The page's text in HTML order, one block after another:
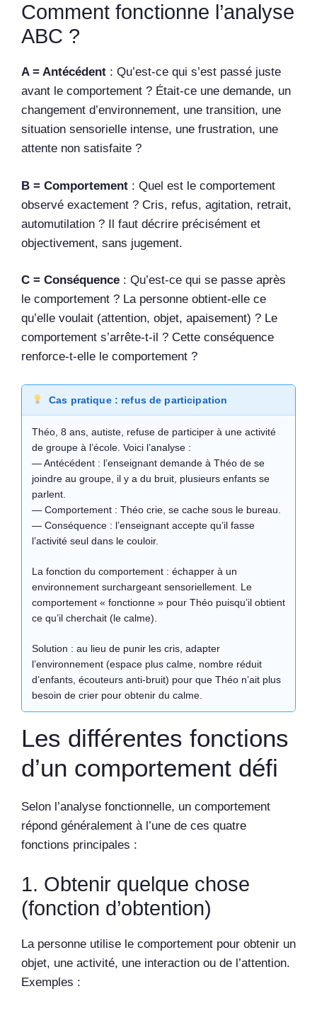
Comment fonctionne l’analyse
ABC ?
A = Antécédent : Qu’est-ce qui s’est passé juste
avant le comportement ? Était-ce une demande, un
changement d’environnement, une transition, une
situation sensorielle intense, une frustration, une
attente non satisfaite ?
B = Comportement : Quel est le comportement
observé exactement ? Cris, refus, agitation, retrait,
automutilation ? Il faut décrire précisément et
objectivement, sans jugement.
C = Conséquence : Qu’est-ce qui se passe après
le comportement ? La personne obtient-elle ce
qu’elle voulait (attention, objet, apaisement) ? Le
comportement s’arrête-t-il ? Cette conséquence
renforce-t-elle le comportement ?
Cas pratique : refus de participation
Théo, 8 ans, autiste, refuse de participer à une activité
de groupe à l’école. Voici l’analyse :
— Antécédent : l’enseignant demande à Théo de se
joindre au groupe, il y a du bruit, plusieurs enfants se
parlent.
— Comportement : Théo crie, se cache sous le bureau.
— Conséquence : l’enseignant accepte qu’il fasse
l’activité seul dans le couloir.
La fonction du comportement : échapper à un
environnement surchargeant sensoriellement. Le
comportement « fonctionne » pour Théo puisqu’il obtient
ce qu’il cherchait (le calme).
Solution : au lieu de punir les cris, adapter
l’environnement (espace plus calme, nombre réduit
d’enfants, écouteurs anti-bruit) pour que Théo n’ait plus
besoin de crier pour obtenir du calme.
Les différentes fonctions
d’un comportement défi
Selon l’analyse fonctionnelle, un comportement
répond généralement à l’une de ces quatre
fonctions principales :
1. Obtenir quelque chose
(fonction d’obtention)
La personne utilise le comportement pour obtenir un
objet, une activité, une interaction ou de l’attention.
Exemples :